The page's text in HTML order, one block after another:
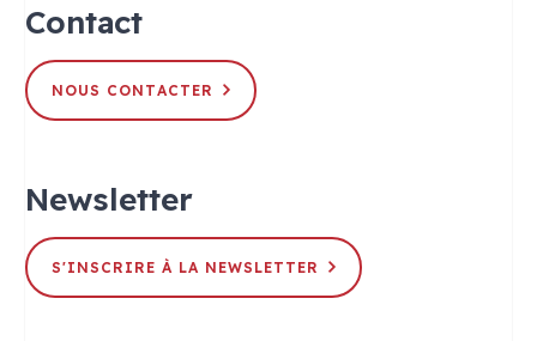
Contact
NOUS CONTACTER
Newsletter
S'INSCRIRE À LA NEWSLETTER